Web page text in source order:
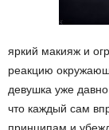
яркий макияж и
реакцию
девушка уже
что каждый сам